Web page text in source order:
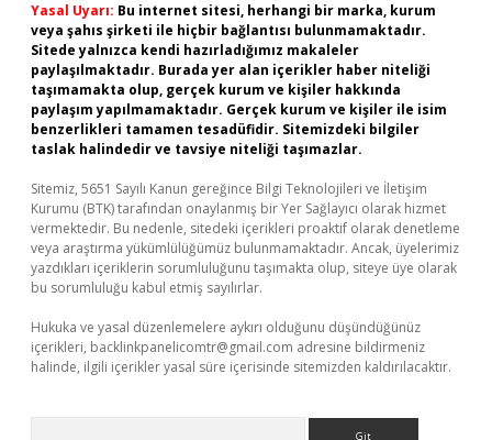
Yasal Uyarı: Bu internet sitesi, herhangi bir marka, kurum
veya şahıs şirketi ile hiçbir bağlantısı bulunmamaktadır.
Sitede yalnızca kendi hazırladığımız makaleler
paylaşılmaktadır. Burada yer alan içerikler haber niteliği
taşımamakta olup, gerçek kurum ve kişiler hakkında
paylaşım yapılmamaktadır. Gerçek kurum ve kişiler ile isim
benzerlikleri tamamen tesadüfidir. Sitemizdeki bilgiler
taslak halindedir ve tavsiye niteliği taşımazlar.
Sitemiz, 5651 Sayılı Kanun gereğince Bilgi Teknolojileri ve İletişim
Kurumu (BTK) tarafından onaylanmış bir Yer Sağlayıcı olarak hizmet
vermektedir. Bu nedenle, sitedeki içerikleri proaktif olarak denetleme
veya araştırma yükümlülüğümüz bulunmamaktadır. Ancak, üyelerimiz
yazdıkları içeriklerin sorumluluğunu taşımakta olup, siteye üye olarak
bu sorumluluğu kabul etmiş sayılırlar.
Hukuka ve yasal düzenlemelere aykırı olduğunu düşündüğünüz
içerikleri, backlinkpanelicomtr@gmail.com adresine bildirmeniz
halinde, ilgili içerikler yasal süre içerisinde sitemizden kaldırılacaktır.